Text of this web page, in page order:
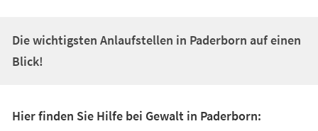
Die wichtigsten Anlaufstellen in Paderborn auf einen
Blick!
Hier finden Sie Hilfe bei Gewalt in Paderborn: